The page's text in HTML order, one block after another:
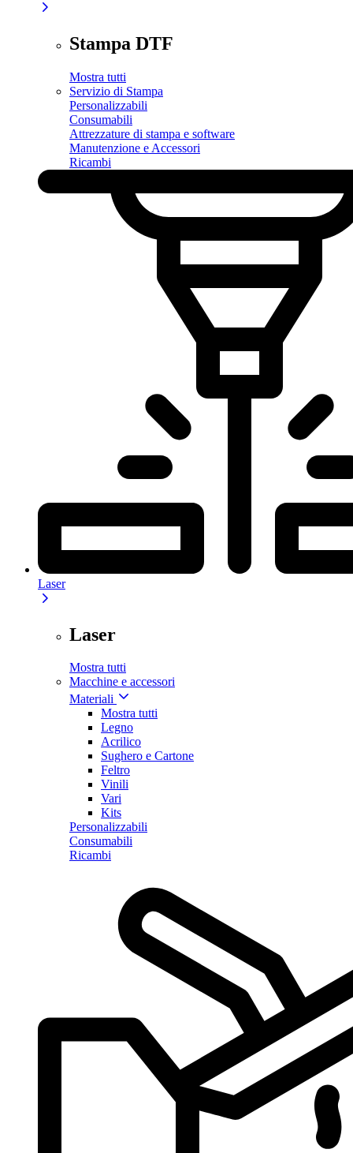
Stampa DTF
Mostra tutti
Servizio di Stampa
Personalizzabili
Consumabili
Attrezzature di stampa e software
Manutenzione e Accessori
Ricambi
Laser
Laser
Mostra tutti
Macchine e accessori
Materiali
Mostra tutti
Legno
Acrilico
Sughero e Cartone
Feltro
Vinili
Vari
Kits
Personalizzabili
Consumabili
Ricambi